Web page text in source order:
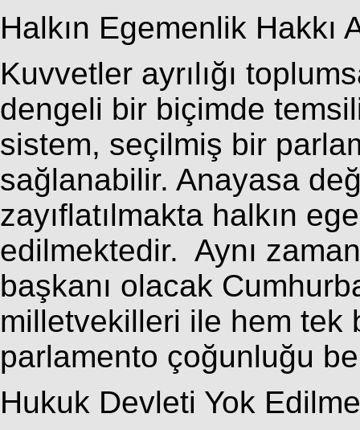
Halkın Egemenlik Hakkı
Kuvvetler ayrılığı
dengeli bir biçimde
sistem, seçilmiş bir
sağlanabilir. Anayasa
zayıflatılmakta halkın
edilmektedir. Aynı
başkanı olacak
milletvekilleri ile hem tek
parlamento çoğunluğu
Hukuk Devleti Yok